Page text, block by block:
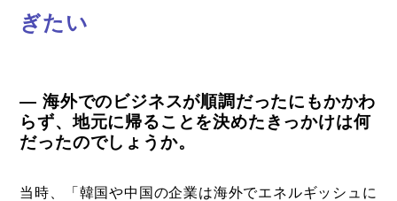
ぎたい
― 海外でのビジネスが順調だったにもかかわ
らず、地元に帰ることを決めたきっかけは何
だったのでしょうか。
当時、「韓国や中国の企業は海外でエネルギッシュに